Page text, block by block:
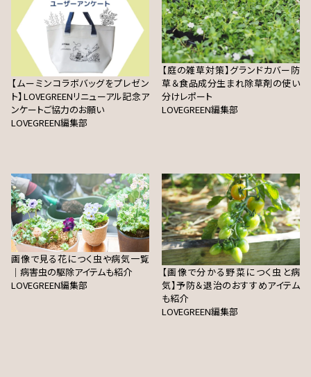
【ムーミンコラボバッグをプレゼン
ト】LOVEGREENリニューアル記念ア
ンケートご協力のお願い
LOVEGREEN編集部
【庭の雑草対策】グランドカバー防
草＆食品成分生まれ除草剤の使い
分けレポート
LOVEGREEN編集部
画像で見る花につく虫や病気一覧
｜病害虫の駆除アイテムも紹介
LOVEGREEN編集部
【画像で分かる野菜につく虫と病
気】予防＆退治のおすすめアイテム
も紹介
LOVEGREEN編集部